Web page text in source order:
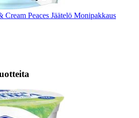
Peaces Jäätelö Monipakkaus